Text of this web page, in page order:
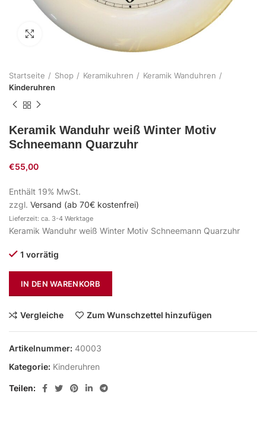
Zum Vergrößern klicken
Startseite Shop Keramikuhren
Keramik Wanduhren
Kinderuhren
Keramik Wanduhr weiß Winter Motiv
Schneemann Quarzuhr
€55,00
Enthält 19% MwSt.
zzgl. Versand (ab 70€ kostenfrei)
Lieferzeit: ca. 3-4 Werktage
Keramik Wanduhr weiß Winter Motiv Schneemann Quarzuhr
1 vorrätig
IN DEN WARENKORB
Vergleiche Zum Wunschzettel hinzufügen
Artikelnummer: 40003
Kategorie: Kinderuhren
Teilen